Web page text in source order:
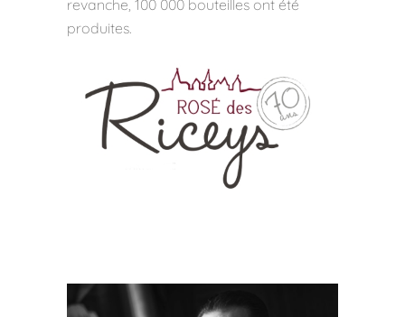
revanche, 100 000 bouteilles ont été
produites.